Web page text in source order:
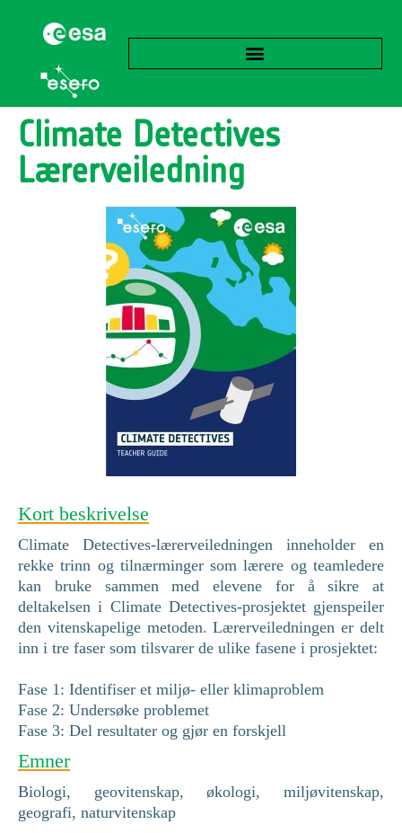
Climate Detectives
Lærerveiledning
Kort beskrivelse
Climate Detectives-lærerveiledningen inneholder en
rekke trinn og tilnærminger som lærere og teamledere
kan bruke sammen med elevene for å sikre at
deltakelsen i Climate Detectives-prosjektet gjenspeiler
den vitenskapelige metoden. Lærerveiledningen er delt
inn i tre faser som tilsvarer de ulike fasene i prosjektet:
Fase 1: Identifiser et miljø- eller klimaproblem
Fase 2: Undersøke problemet
Fase 3: Del resultater og gjør en forskjell
Emner
Biologi, geovitenskap, økologi, miljøvitenskap,
geografi, naturvitenskap